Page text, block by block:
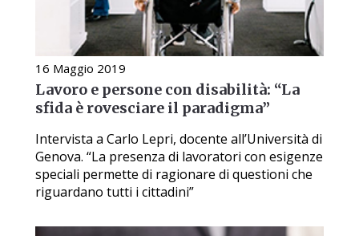
16 Maggio 2019
Lavoro e persone con disabilità: “La
sfida è rovesciare il paradigma”
Intervista a Carlo Lepri, docente all’Università di
Genova. “La presenza di lavoratori con esigenze
speciali permette di ragionare di questioni che
riguardano tutti i cittadini”